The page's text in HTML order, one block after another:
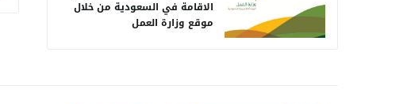
الاقامة في السعودية من خلال
موقع وزارة العمل